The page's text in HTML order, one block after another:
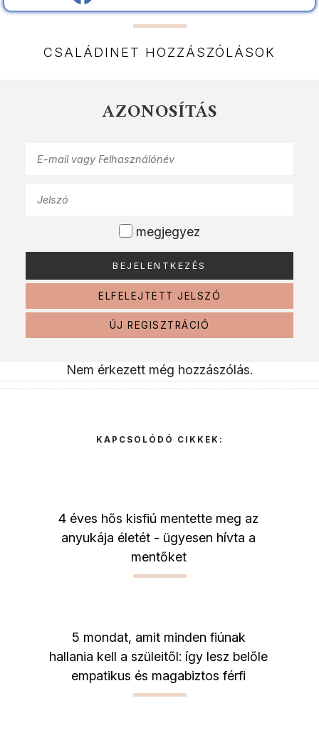
CSALÁDINET HOZZÁSZÓLÁSOK
AZONOSÍTÁS
megjegyez
ELFELEJTETT JELSZÓ
ÚJ REGISZTRÁCIÓ
Nem érkezett még hozzászólás.
KAPCSOLÓDÓ CIKKEK:
4 éves hős kisfiú mentette meg az
anyukája életét - ügyesen hívta a
mentőket
5 mondat, amit minden fiúnak
hallania kell a szüleitől: így lesz belőle
empatikus és magabiztos férfi